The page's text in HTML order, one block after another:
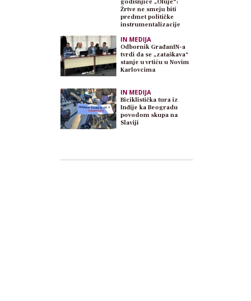
godišnjice „Oluje“:
Žrtve ne smeju biti
predmet političke
instrumentalizacije
IN MEDIJA
Odbornik GrađanIN-a
tvrdi da se „zataškava“
stanje u vrtiću u Novim
Karlovcima
IN MEDIJA
Biciklistička tura iz
Inđije ka Beogradu
povodom skupa na
Slaviji